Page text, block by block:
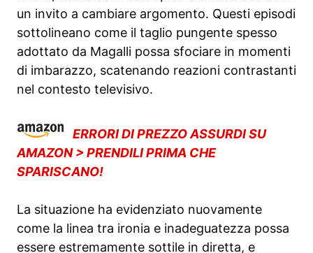
un invito a cambiare argomento. Questi episodi
sottolineano come il taglio pungente spesso
adottato da Magalli possa sfociare in momenti
di imbarazzo, scatenando reazioni contrastanti
nel contesto televisivo.
ERRORI DI PREZZO ASSURDI SU
AMAZON > PRENDILI PRIMA CHE
SPARISCANO!
La situazione ha evidenziato nuovamente
come la linea tra ironia e inadeguatezza possa
essere estremamente sottile in diretta, e